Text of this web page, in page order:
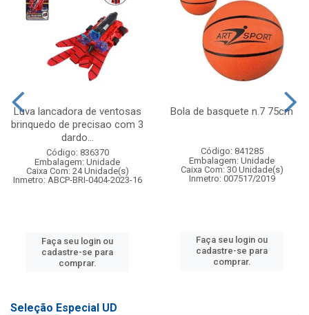
Luva lancadora de ventosas
brinquedo de precisao com 3
dardo...
Código: 836370
Embalagem: Unidade
Caixa Com: 24 Unidade(s)
Inmetro: ABCP-BRI-0404-2023-16
Faça seu login ou
cadastre-se para
comprar.
Bola de basquete n.7 75cm
Código: 841285
Embalagem: Unidade
Caixa Com: 30 Unidade(s)
Inmetro: 007517/2019
Faça seu login ou
cadastre-se para
comprar.
Seleção Especial UD